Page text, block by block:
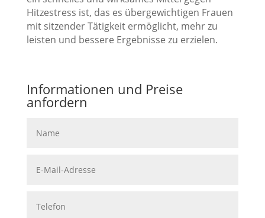
Hitzestress ist, das es übergewichtigen Frauen
mit sitzender Tätigkeit ermöglicht, mehr zu
leisten und bessere Ergebnisse zu erzielen.
Informationen und Preise
anfordern